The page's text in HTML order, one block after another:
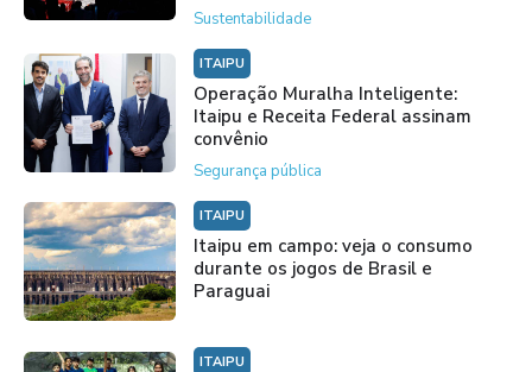
Sustentabilidade
ITAIPU
Operação Muralha Inteligente:
Itaipu e Receita Federal assinam
convênio
Segurança pública
ITAIPU
Itaipu em campo: veja o consumo
durante os jogos de Brasil e
Paraguai
ITAIPU